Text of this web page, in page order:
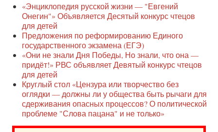
Защита семей
Образование
Наше сопротивление
Регионы
Видео
«Энциклопедия русской жизни — "Евгений
Онегин"» Объявляется Десятый конкурс чтецов
для детей
Предложения по реформированию Единого
государственного экзамена (ЕГЭ)
«Они не знали Дня Победы, Но знали, что она —
придёт!» РВС объявляет Девятый конкурс чтецов
для детей
Круглый стол «Цензура или творчество без
оглядки — должны ли у общества быть рычаги для
сдерживания опасных процессов? О политической
проблеме "Слова пацана" и не только»